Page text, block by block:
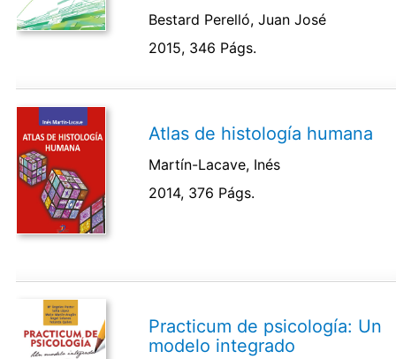
Bestard Perelló, Juan José
2015, 346 Págs.
Atlas de histología humana
Martín-Lacave, Inés
2014, 376 Págs.
Practicum de psicología: Un
modelo integrado